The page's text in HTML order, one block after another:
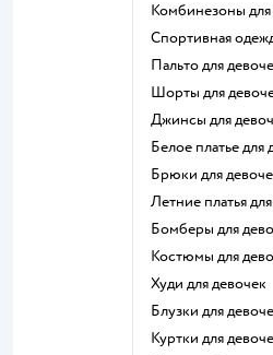
Комбинезоны
Спортивная
Пальто для
Шорты для
Джинсы для
Белое платье для
Брюки для
Летние платья
Бомберы для
Костюмы для
Худи для девочек
Блузки для
Куртки для